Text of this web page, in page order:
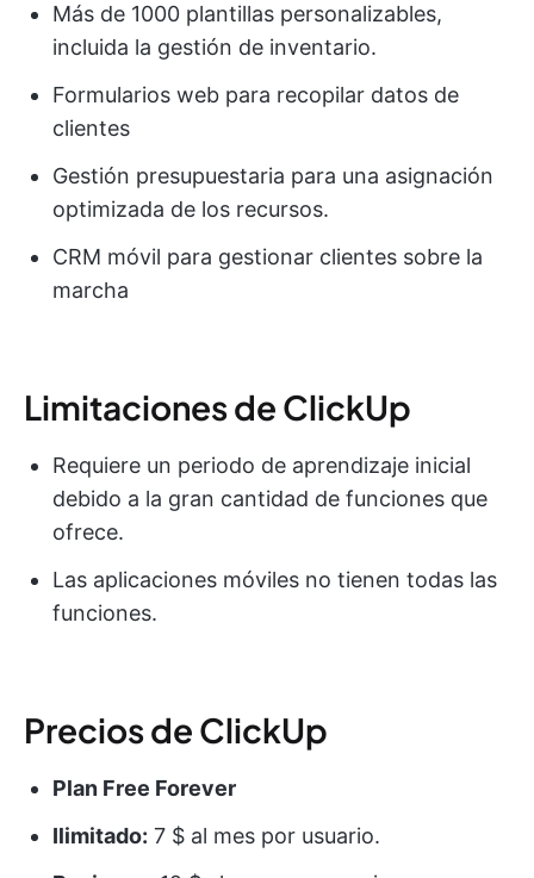
Más de 1000 plantillas personalizables,
incluida la gestión de inventario.
Formularios web para recopilar datos de
clientes
Gestión presupuestaria para una asignación
optimizada de los recursos.
CRM móvil para gestionar clientes sobre la
marcha
Limitaciones de ClickUp
Requiere un periodo de aprendizaje inicial
debido a la gran cantidad de funciones que
ofrece.
Las aplicaciones móviles no tienen todas las
funciones.
Precios de ClickUp
Plan Free Forever
Ilimitado: 7 $ al mes por usuario.